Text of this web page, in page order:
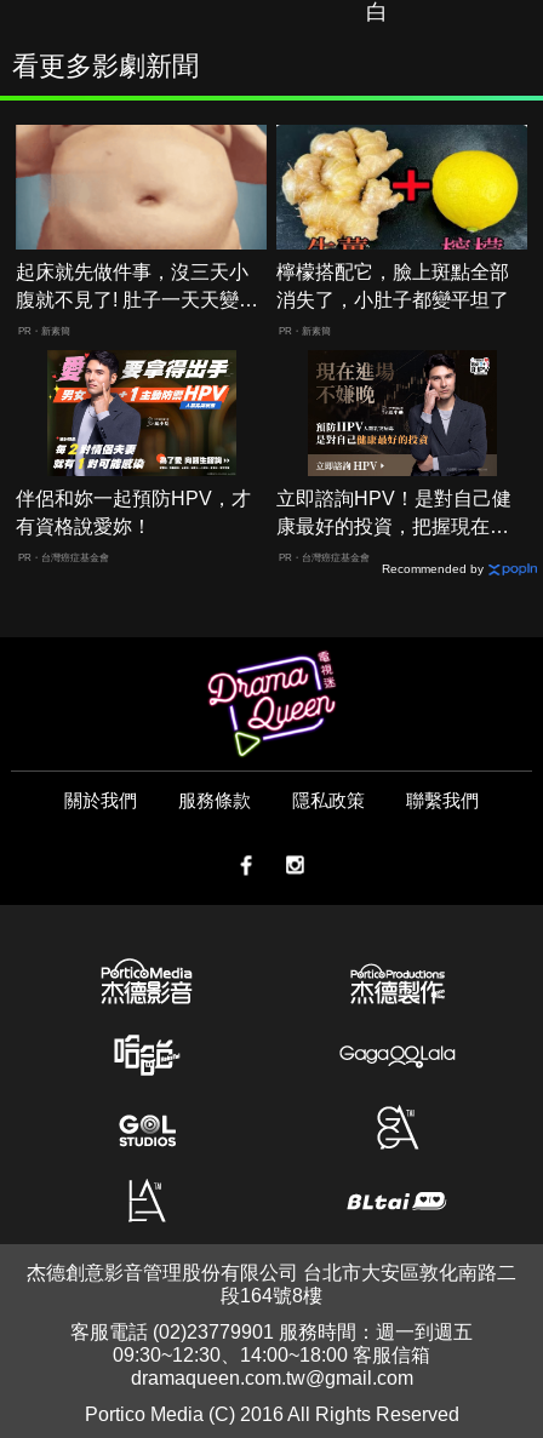
白
看更多影劇新聞
起床就先做件事，沒三天小
腹就不見了! 肚子一天天變
小！
PR・新素簡
檸檬搭配它，臉上斑點全部
消失了，小肚子都變平坦了
PR・新素簡
伴侶和妳一起預防HPV，才
有資格說愛妳！
PR・台灣癌症基金會
立即諮詢HPV！是對自己健
康最好的投資，把握現在不
嫌晚！
PR・台灣癌症基金會
Recommended by
關於我們 服務條款 隱私政策 聯繫我們
杰德創意影音管理股份有限公司 台北市大安區敦化南路二
段164號8樓
客服電話 (02)23779901 服務時間：週一到週五
09:30~12:30、14:00~18:00 客服信箱
dramaqueen.com.tw@gmail.com
Portico Media (C) 2016 All Rights Reserved